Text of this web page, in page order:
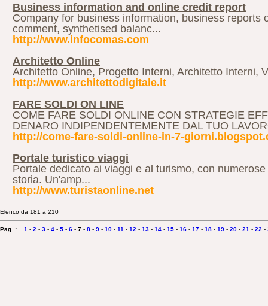
Business information and online credit report
Company for business information, business
comment, synthetised balanc...
http://www.infocomas.com
Architetto Online
Architetto Online, Progetto Interni, Architetto Interni,
http://www.architettodigitale.it
FARE SOLDI ON LINE
COME FARE SOLDI ONLINE CON STRATEGIE
DENARO INDIPENDENTEMENTE DAL TUO
http://come-fare-soldi-online-in-7-
Portale turistico viaggi
Portale dedicato ai viaggi e al turismo, con
storia. Un'amp...
http://www.turistaonline.net
Elenco da 181 a 210
Pag. : 1 - 2 - 3 - 4 - 5 - 6 - 7 - 8 - 9 - 10 - 11 - 12 - 13 - 14 - 15 - 16 - 17 - 18 - 19 - 20 - 21 - 22 -